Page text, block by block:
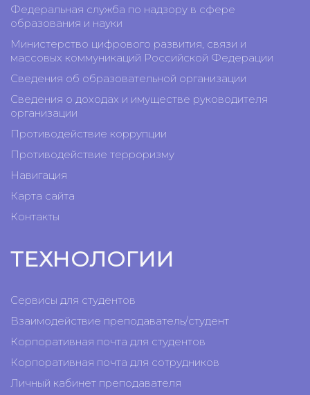
Федеральная служба по надзору в сфере
образования и науки
Министерство цифрового развития, связи и
массовых коммуникаций Российской Федерации
Сведения об образовательной организации
Сведения о доходах и имуществе руководителя
организации
Противодействие коррупции
Противодействие терроризму
Навигация
Карта сайта
Контакты
ТЕХНОЛОГИИ
Сервисы для студентов
Взаимодействие преподаватель/студент
Корпоративная почта для студентов
Корпоративная почта для сотрудников
Личный кабинет преподавателя